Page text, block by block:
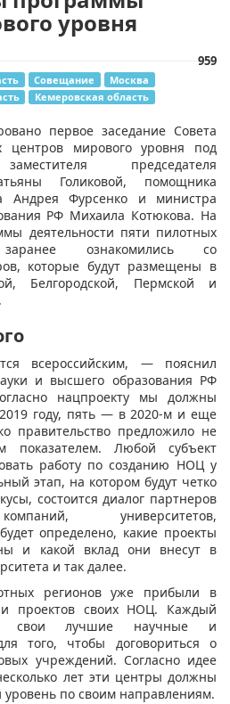
уровня
959
Совещание
Москва
Кемеровская область
первое заседание Совета
центров мирового уровня под
председателя
Голиковой, помощника
Андрея Фурсенко и министра
РФ Михаила Котюкова. На
деятельности пяти пилотных
ознакомились со
которые будут размещены в
Белгородской, Пермской и
всероссийским, — пояснил
и высшего образования РФ
нацпроекту мы должны
году, пять — в 2020-м и еще
правительство предложило не
показателем. Любой субъект
работу по созданию НОЦ у
этап, на котором будут четко
состоится диалог партнеров
университетов,
определено, какие проекты
и какой вклад они внесут в
и так далее.
регионов уже прибыли в
проектов своих НОЦ. Каждый
свои лучшие научные и
того, чтобы договориться о
учреждений. Согласно идее
лет эти центры должны
по своим направлениям.